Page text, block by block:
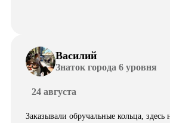
Василий
Знаток города 6 уровня
24 августа
Заказывали обручальные кольца,